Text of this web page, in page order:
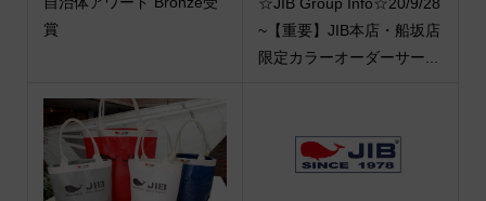
賞
~【重要】JIB本店・船坂店
限定カラーオーダーサー...